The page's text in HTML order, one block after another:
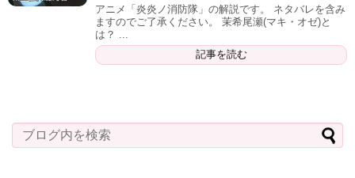
アニメ「炎炎ノ消防隊」の解説です。 ネタバレを含み
ますのでご了承ください。 茉希尾瀬(マキ・オゼ)と
は？ ...
記事を読む